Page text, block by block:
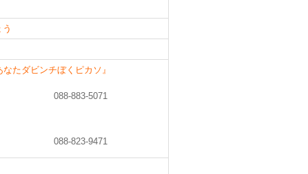
たダビンチぼくピカソ』
088-883-5071
088-823-9471